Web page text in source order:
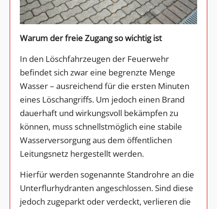
Warum der freie Zugang so wichtig ist
In den Löschfahrzeugen der Feuerwehr
befindet sich zwar eine begrenzte Menge
Wasser – ausreichend für die ersten Minuten
eines Löschangriffs. Um jedoch einen Brand
dauerhaft und wirkungsvoll bekämpfen zu
können, muss schnellstmöglich eine stabile
Wasserversorgung aus dem öffentlichen
Leitungsnetz hergestellt werden.
Hierfür werden sogenannte Standrohre an die
Unterflurhydranten angeschlossen. Sind diese
jedoch zugeparkt oder verdeckt, verlieren die